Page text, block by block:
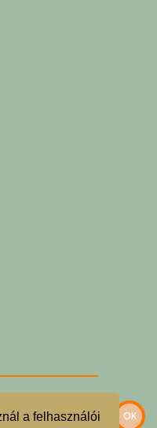
a felhasználói